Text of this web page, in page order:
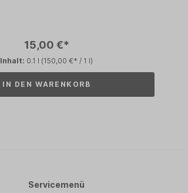
15,00 €*
Inhalt: 0.1 l (150,00 €* / 1 l)
IN DEN WARENKORB
Servicemenü